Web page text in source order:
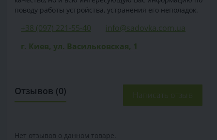
поводу работы устройства, устранения его неполадок.
+38 (097) 221-55-40
info@sadovka.com.ua
г. Киев, ул. Васильковская, 1
Отзывов (0) Написать отзыв
Нет отзывов о данном товаре.